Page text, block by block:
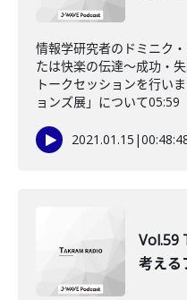
情報学研究者のドミニク
たは快楽の伝達〜成功・
トークセッションを行い
ョンズ展」について
2021.01.15 |
Vol.59
考える